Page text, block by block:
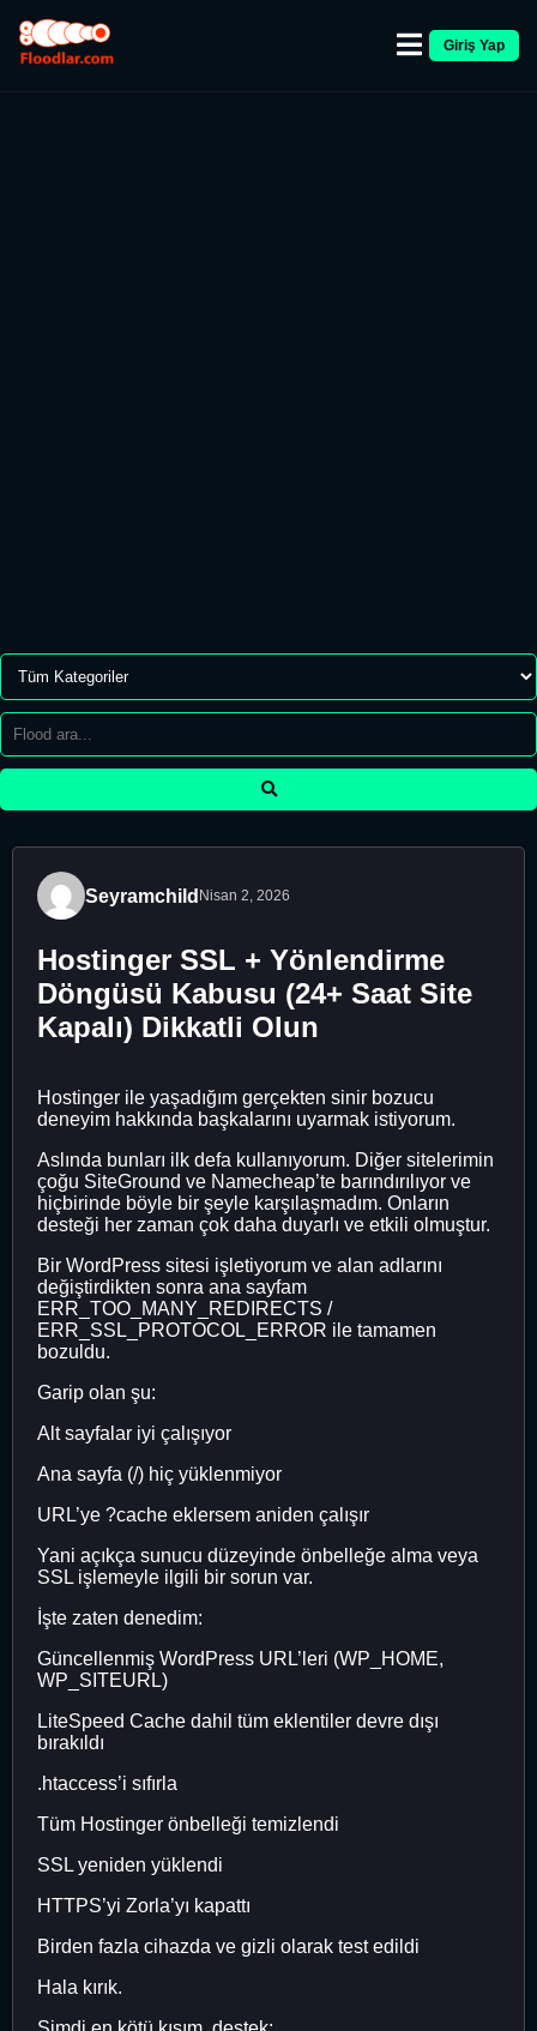
Giriş Yap
Seyramchild Nisan 2, 2026
Hostinger SSL + Yönlendirme
Döngüsü Kabusu (24+ Saat Site
Kapalı) Dikkatli Olun
Hostinger ile yaşadığım gerçekten sinir bozucu
deneyim hakkında başkalarını uyarmak istiyorum.
Aslında bunları ilk defa kullanıyorum. Diğer sitelerimin
çoğu SiteGround ve Namecheap’te barındırılıyor ve
hiçbirinde böyle bir şeyle karşılaşmadım. Onların
desteği her zaman çok daha duyarlı ve etkili olmuştur.
Bir WordPress sitesi işletiyorum ve alan adlarını
değiştirdikten sonra ana sayfam
ERR_TOO_MANY_REDIRECTS /
ERR_SSL_PROTOCOL_ERROR ile tamamen
bozuldu.
Garip olan şu:
Alt sayfalar iyi çalışıyor
Ana sayfa (/) hiç yüklenmiyor
URL’ye ?cache eklersem aniden çalışır
Yani açıkça sunucu düzeyinde önbelleğe alma veya
SSL işlemeyle ilgili bir sorun var.
İşte zaten denedim:
Güncellenmiş WordPress URL’leri (WP_HOME,
WP_SITEURL)
LiteSpeed ​​Cache dahil tüm eklentiler devre dışı
bırakıldı
.htaccess’i sıfırla
Tüm Hostinger önbelleği temizlendi
SSL yeniden yüklendi
HTTPS’yi Zorla’yı kapattı
Birden fazla cihazda ve gizli olarak test edildi
Hala kırık.